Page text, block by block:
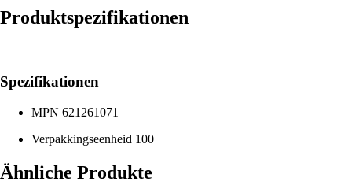
Produktspezifikationen
Spezifikationen
MPN 621261071
Verpakkingseenheid 100
Ähnliche Produkte